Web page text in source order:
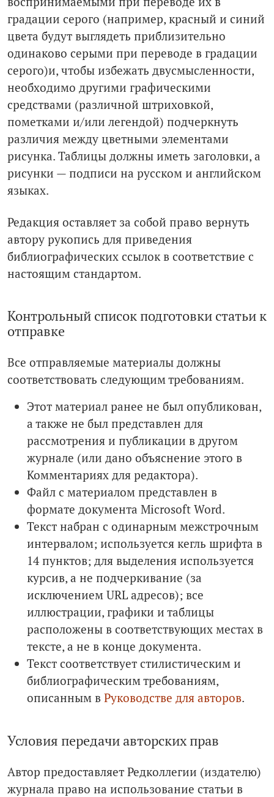
градации серого (например, красный и синий
цвета будут выглядеть приблизительно
одинаково серыми при переводе в градации
серого)и, чтобы избежать двусмысленности,
необходимо другими графическими
средствами (различной штриховкой,
пометками и/или легендой) подчеркнуть
различия между цветными элементами
рисунка. Таблицы должны иметь заголовки, а
рисунки — подписи на русском и английском
языках.
Редакция оставляет за собой право вернуть
автору рукопись для приведения
библиографических ссылок в соответствие с
настоящим стандартом.
Контрольный список подготовки статьи к
отправке
Все отправляемые материалы должны
соответствовать следующим требованиям.
Этот материал ранее не был опубликован,
а также не был представлен для
рассмотрения и публикации в другом
журнале (или дано объяснение этого в
Комментариях для редактора).
Файл с материалом представлен в
формате документа Microsoft Word.
Текст набран с одинарным межстрочным
интервалом; используется кегль шрифта в
14 пунктов; для выделения используется
курсив, а не подчеркивание (за
исключением URL адресов); все
иллюстрации, графики и таблицы
расположены в соответствующих местах в
тексте, а не в конце документа.
Текст соответствует стилистическим и
библиографическим требованиям,
описанным в Руководстве для авторов.
Условия передачи авторских прав
Автор предоставляет Редколлегии (издателю)
журнала право на использование статьи в